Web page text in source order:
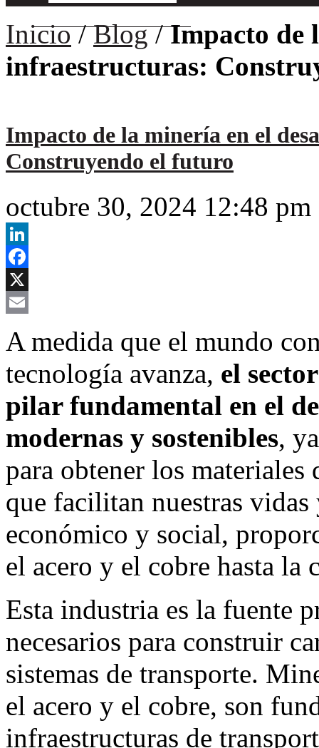
Inicio/Blog/Impacto de
infraestructuras:
Impacto de la minería en el
Construyendo el futuro
octubre 30, 2024 12:48 pm
LinkedIn
Facebook
X
A medida que el mundo
tecnología avanza, el
pilar fundamental en el
modernas y sostenibles,
para obtener los materiales
que facilitan nuestras
económico y social,
el acero y el cobre hasta
Esta industria es la fuente
necesarios para construir
sistemas de transporte.
el acero y el cobre, son
infraestructuras de